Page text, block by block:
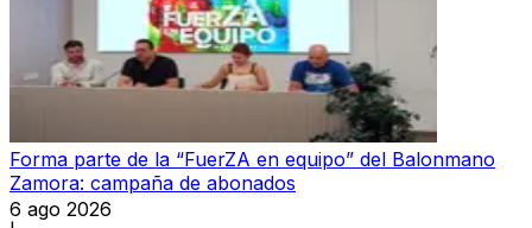
Forma parte de la “FuerZA en equipo” del Balonmano
Zamora: campaña de abonados
6 ago 2026